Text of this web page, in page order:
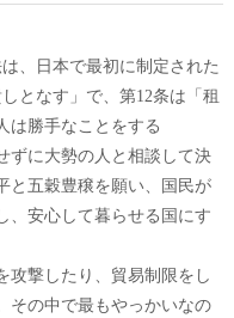
、日本で最初に制定された
となす」で、第12条は「租
は勝手なことをする
ずに大勢の人と相談して決
と五穀豊穣を願い、国民が
、安心して暮らせる国にす
攻撃したり、貿易制限をし
その中で最もやっかいなの